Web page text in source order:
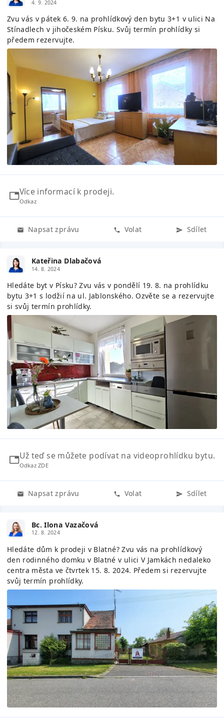
4. 9. 2024
Zvu vás v pátek 6. 9. na prohlídkový den bytu 3+1 v ulici Na
Stínadlech v jihočeském Písku. Svůj termín prohlídky si
předem rezervujte.
Více informací k prodeji.
Odkaz
Napsat zprávu Volat Sdílet
Kateřina Dlabačová
14. 8. 2024
Hledáte byt v Písku? Zvu vás v pondělí 19. 8. na prohlídku
bytu 3+1 s lodžií na ul. Jablonského. Ozvěte se a rezervujte
si svůj termín prohlídky.
Už teď se můžete podívat na videoprohlídku bytu.
Odkaz ZDE
Napsat zprávu Volat Sdílet
Bc. Ilona Vazačová
12. 8. 2024
Hledáte dům k prodeji v Blatné? Zvu vás na prohlídkový
den rodinného domku v Blatné v ulici V Jamkách nedaleko
centra města ve čtvrtek 15. 8. 2024. Předem si rezervujte
svůj termín prohlídky.